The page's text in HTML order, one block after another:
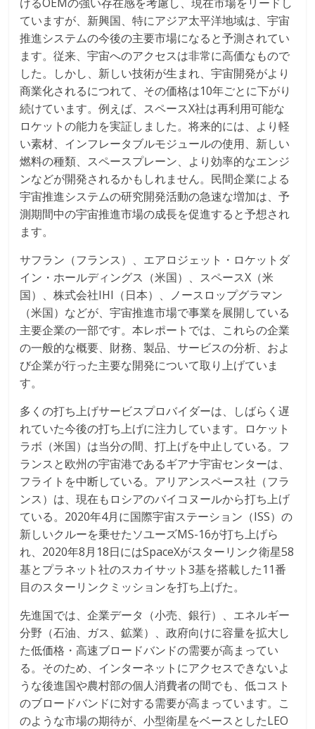
ていますが、新興国、特にアジア太平洋地域は、宇宙
推進システムの今後の主要市場になると予測されてい
ます。従来、宇宙へのアクセスは非常に高価なもので
した。しかし、新しい技術が生まれ、宇宙開発がより
商業化されるにつれて、その価格は10年ごとに下がり
続けています。例えば、スペースX社は再利用可能な
ロケットの能力を実証しました。将来的には、より軽
い素材、インフレータブルモジュールの使用、新しい
燃料の種類、スペースプレーン、より効率的なエンジ
ンなどが開発されるかもしれません。民間企業による
宇宙推進システムの研究開発活動の急速な増加は、予
測期間中の宇宙推進市場の成長を促進すると予想され
ます。
サフラン（フランス）、エアロジェット・ロケットダ
イン・ホールディングス（米国）、スペースX（米
国）、株式会社IHI（日本）、ノースロップグラマン
（米国）などが、宇宙推進市場で事業を展開している
主要企業の一部です。本レポートでは、これらの企業
の一般的な概要、財務、製品、サービスの分析、およ
び企業が行った主要な開発について取り上げていま
す。
多くの打ち上げサービスプロバイダーは、しばらく遅
れていた今後の打ち上げに注力しています。ロケット
ラボ（米国）は当分の間、打上げを中止している。フ
ランスと欧州の宇宙港であるギアナ宇宙センターは、
フライトを中断している。アリアンスペース社（フラ
ンス）は、現在もロシアのバイコヌールから打ち上げ
ている。2020年4月に国際宇宙ステーション（ISS）の
新しいクルーを乗せたソユーズMS-16が打ち上げら
れ、2020年8月18日にはSpaceXがスターリンク衛星58
基とプラネット社のスカイサット3基を搭載した11番
目のスターリンクミッションを打ち上げた。
先進国では、企業データ（小売、銀行）、エネルギー
分野（石油、ガス、鉱業）、政府向けに容量を拡大し
た低価格・高速ブロードバンドの需要が高まってい
る。そのため、インターネットにアクセスできないよ
うな後進国や農村部の個人消費者の間でも、低コスト
のブロードバンドに対する需要が高まっています。こ
のような市場の期待が、小型衛星をベースとしたLEO